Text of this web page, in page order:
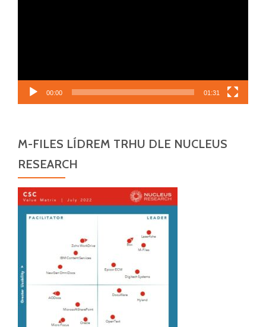
00:00 01:31
M-FILES LÍDREM TRHU DLE NUCLEUS
RESEARCH